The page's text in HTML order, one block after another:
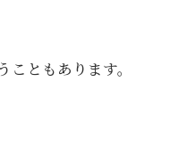
ともあります。